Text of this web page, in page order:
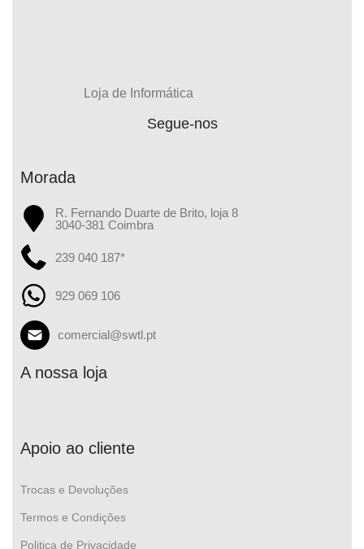
Loja de Informática
Segue-nos
Morada
R. Fernando Duarte de Brito, loja 8
3040-381 Coimbra
239 040 187*
929 069 106
comercial@swtl.pt
A nossa loja
Apoio ao cliente
Trocas e Devoluções
Termos e Condições
Politica de Privacidade